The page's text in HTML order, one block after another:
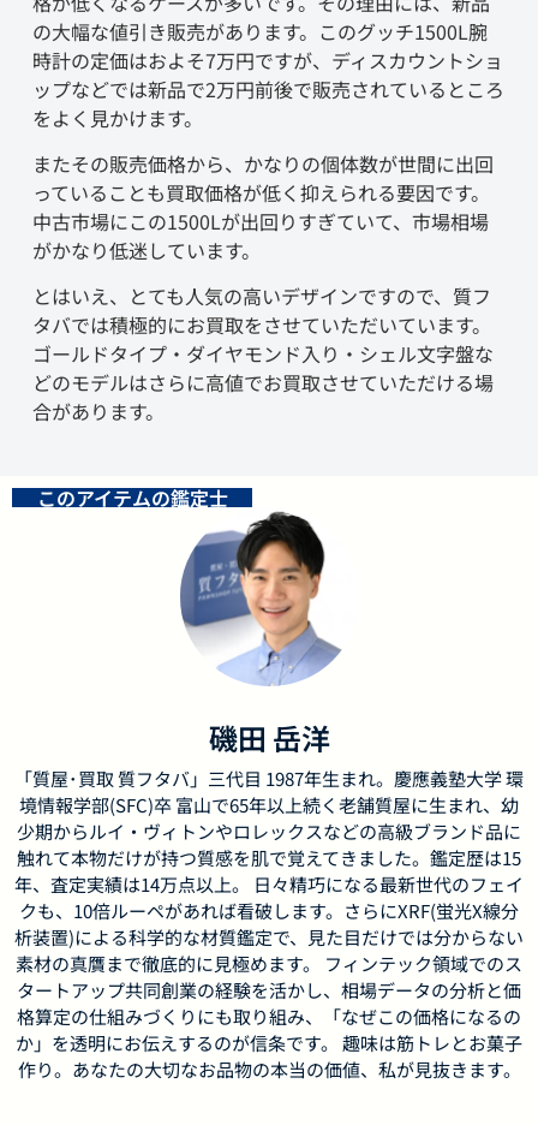
の大幅な値引き販売があります。このグッチ1500L腕
時計の定価はおよそ7万円ですが、ディスカウントショ
ップなどでは新品で2万円前後で販売されているところ
をよく見かけます。
またその販売価格から、かなりの個体数が世間に出回
っていることも買取価格が低く抑えられる要因です。
中古市場にこの1500Lが出回りすぎていて、市場相場
がかなり低迷しています。
とはいえ、とても人気の高いデザインですので、質フ
タバでは積極的にお買取をさせていただいています。
ゴールドタイプ・ダイヤモンド入り・シェル文字盤な
どのモデルはさらに高値でお買取させていただける場
合があります。
このアイテムの鑑定士
磯田 岳洋
「質屋･買取 質フタバ」三代目 1987年生まれ。慶應義塾大学 環
境情報学部(SFC)卒 富山で65年以上続く老舗質屋に生まれ、幼
少期からルイ・ヴィトンやロレックスなどの高級ブランド品に
触れて本物だけが持つ質感を肌で覚えてきました。鑑定歴は15
年、査定実績は14万点以上。 日々精巧になる最新世代のフェイ
クも、10倍ルーペがあれば看破します。さらにXRF(蛍光X線分
析装置)による科学的な材質鑑定で、見た目だけでは分からない
素材の真贋まで徹底的に見極めます。 フィンテック領域でのス
タートアップ共同創業の経験を活かし、相場データの分析と価
格算定の仕組みづくりにも取り組み、「なぜこの価格になるの
か」を透明にお伝えするのが信条です。 趣味は筋トレとお菓子
作り。あなたの大切なお品物の本当の価値、私が見抜きます。